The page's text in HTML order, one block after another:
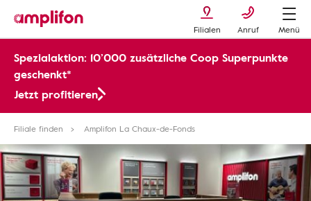
Filialen Anruf Menü
Spezialaktion: 10’000 zusätzliche Coop Superpunkte
geschenkt*
Jetzt profitieren
Filiale finden Amplifon La Chaux-de-Fonds